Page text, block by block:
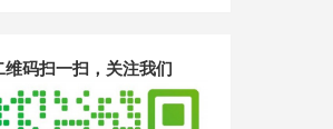
维码扫一扫，关注我们